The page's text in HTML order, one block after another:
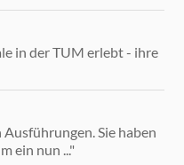
in der TUM erlebt - ihre
Sie haben
ein nun ..."